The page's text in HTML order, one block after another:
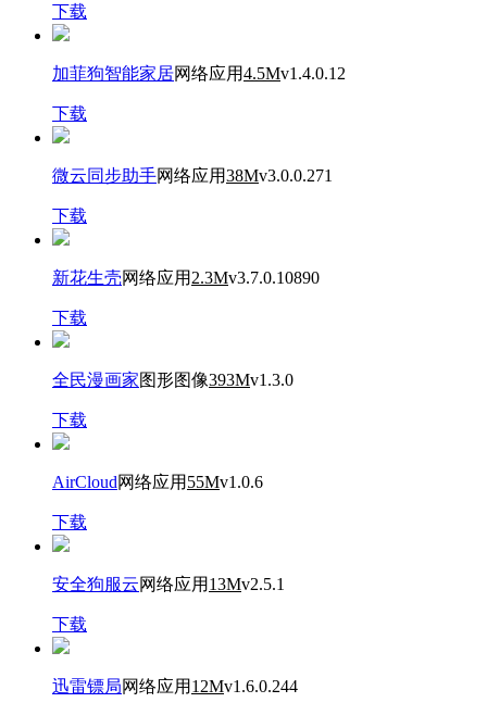
下载
加菲狗智能家居网络应用4.5Mv1.4.0.12
下载
微云同步助手网络应用38Mv3.0.0.271
下载
新花生壳网络应用 2.3Mv3.7.0.10890
下载
全民漫画家图形图像393Mv1.3.0
下载
AirCloud网络应用 55Mv1.0.6
下载
安全狗服云网络应用 13Mv2.5.1
下载
迅雷镖局网络应用 12Mv1.6.0.244